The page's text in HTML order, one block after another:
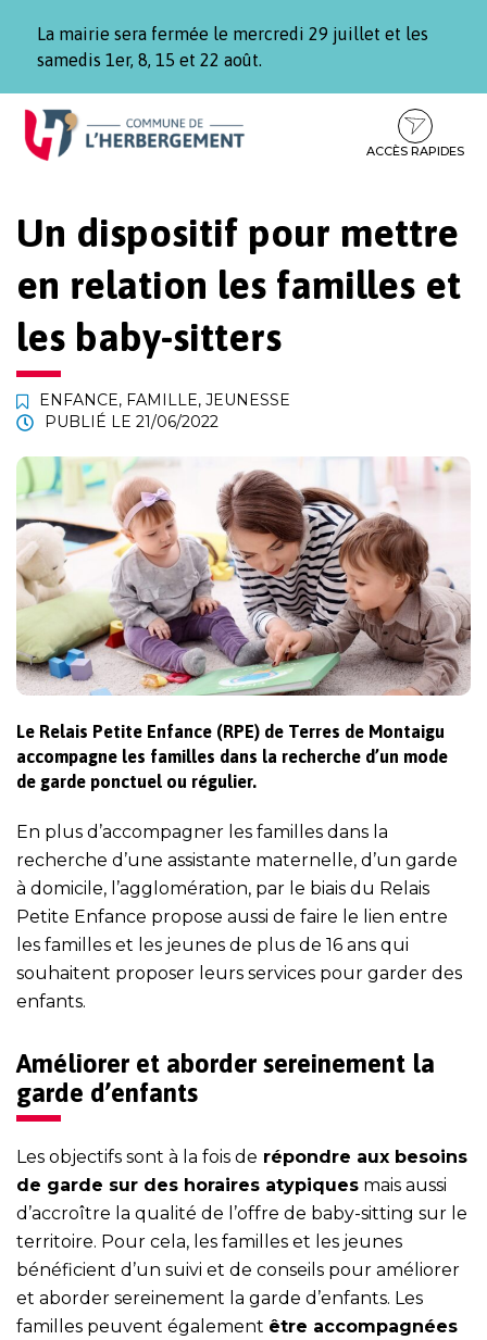
La mairie sera fermée le mercredi 29 juillet et les
samedis 1er, 8, 15 et 22 août.
Aller
Aller
contenu
Aller
pied
ACCÈS RAPIDES
Un dispositif pour mettre
en relation les familles et
les baby-sitters
ENFANCE, FAMILLE, JEUNESSE
PUBLIÉ LE 21/06/2022
Le Relais Petite Enfance (RPE) de Terres de Montaigu
accompagne les familles dans la recherche d’un mode
de garde ponctuel ou régulier.
En plus d’accompagner les familles dans la
recherche d’une assistante maternelle, d’un garde
à domicile, l’agglomération, par le biais du Relais
Petite Enfance propose aussi de faire le lien entre
les familles et les jeunes de plus de 16 ans qui
souhaitent proposer leurs services pour garder des
enfants.
Améliorer et aborder sereinement la
garde d’enfants
Les objectifs sont à la fois de répondre aux besoins
de garde sur des horaires atypiques mais aussi
d’accroître la qualité de l’offre de baby-sitting sur le
territoire. Pour cela, les familles et les jeunes
bénéficient d’un suivi et de conseils pour améliorer
et aborder sereinement la garde d’enfants. Les
familles peuvent également être accompagnées